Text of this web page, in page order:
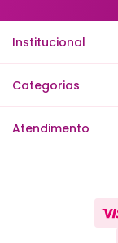
Institucional
Categorias
Atendimento